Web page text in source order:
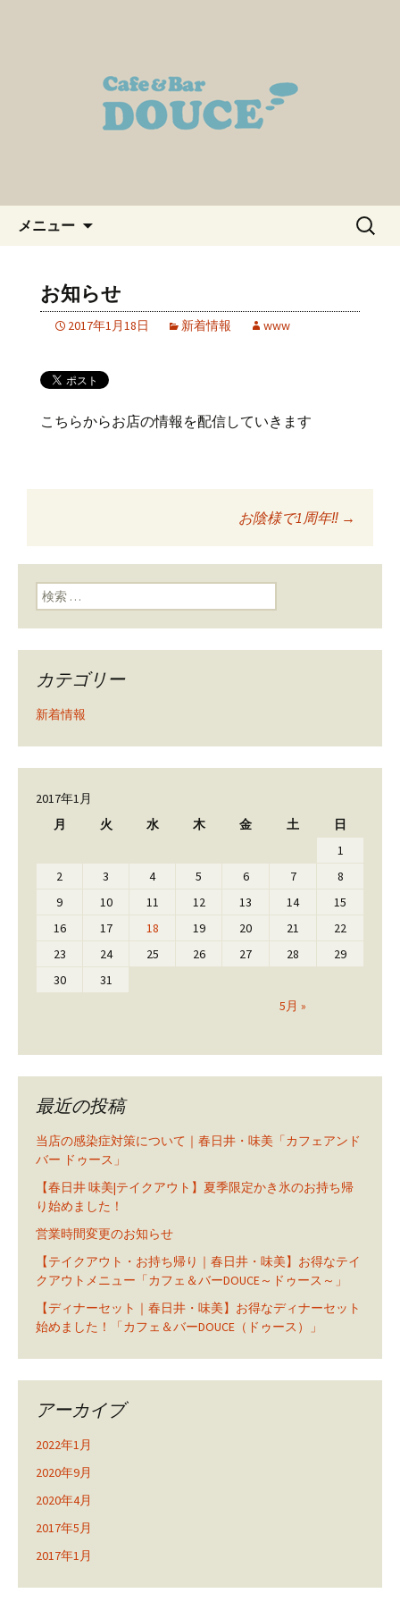
DOUCE～ドゥース～のブログ
メニュー
検
お知らせ
2017年1月18日 新着情報 www
こちらからお店の情報を配信していきます
投稿ナビゲーショ
ン
お陰様で1周年‼️ →
検索:
カテゴリー
新着情報
2017年1月
月
火 水 木 金 土 日
5月 »
1
2
3 4 5 6 7
8
9
10 11 12 13 14
15
16
17 18 19 20 21
22
23
24 25 26 27 28
29
30
31
最近の投稿
当店の感染症対策について｜春日井・味美「カフェアンド
バー ドゥース」
【春日井 味美|テイクアウト】夏季限定かき氷のお持ち帰
り始めました！
営業時間変更のお知らせ
【テイクアウト・お持ち帰り｜春日井・味美】お得なテイ
クアウトメニュー「カフェ＆バーDOUCE～ドゥース～」
【ディナーセット｜春日井・味美】お得なディナーセット
始めました！「カフェ＆バーDOUCE（ドゥース）」
アーカイブ
2022年1月
2020年9月
2020年4月
2017年5月
2017年1月